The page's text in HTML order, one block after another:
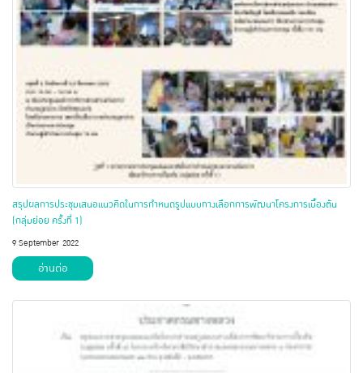
สรุปผลการประชุมเสนอแนวคิดในการกำหนดรูปแบบทางเลือกการพัฒนาโครงการเบื้องต้น
(กลุ่มย่อย ครั้งที่ 1)
9 September 2022
อ่านต่อ